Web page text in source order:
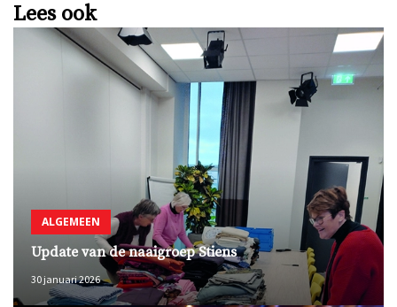
Lees ook
ALGEMEEN
Update van de naaigroep Stiens
30 januari 2026